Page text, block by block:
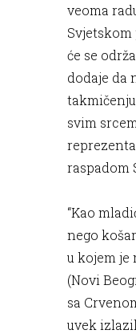
veoma
Svjetskom
će se
dodaje da
svim
raspadom
“Kao
nego
u kojem je
(Novi
sa
uvek